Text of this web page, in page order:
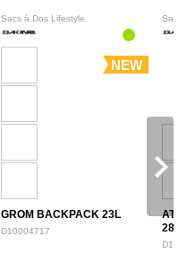
Sacs à Dos Lifestyle
NEW
GROM BACKPACK 23L
D10004717
Sacs
28L
navigate_next